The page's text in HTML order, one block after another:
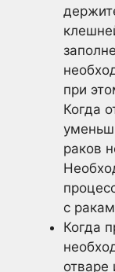
при
Когда
раков
с
Когда
отваре